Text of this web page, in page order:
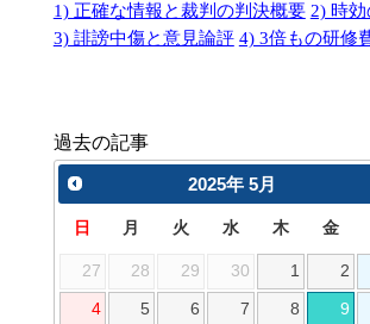
1) 正確な情報と裁判の判決概要 2) 時効
3) 誹謗中傷と意見論評 4) 3倍もの研修
過去の記事
2025年 5月
日 月 火 水 木 金
27 28 29 30 1 2
4 5 6 7 8 9